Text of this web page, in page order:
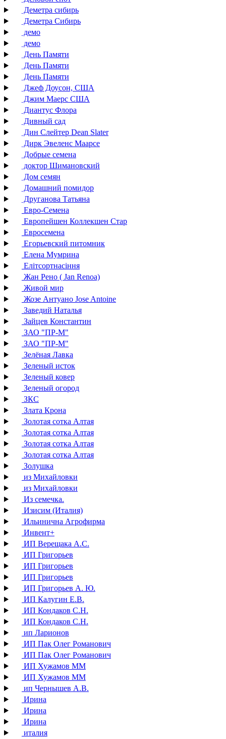
Деметра сибирь
Деметра Сибирь
демо
демо
День Памяти
День Памяти
День Памяти
Джеф Доусон, США
Джим Маерс США
Диантус Флора
Дивный сад
Дин Слейтер Dean Slater
Дирк Эвеленс Маарсе
Добрые семена
доктор Шимановский
Дом семян
Домашний помидор
Друганова Татьяна
Евро-Семена
Европейшен Коллекшен Стар
Евросемена
Егорьевский питомник
Елена Мумрина
Елітсортнасіння
Жан Рено ( Jan Renoa)
Живой мир
Жозе Антуано Jose Antoine
Заведий Наталья
Зайцев Константин
ЗАО "ПР-М"
ЗАО "ПР-М"
Зелёная Лавка
Зеленый исток
Зеленый ковер
Зеленый огород
ЗКС
Злата Крона
Золотая сотка Алтая
Золотая сотка Алтая
Золотая сотка Алтая
Золотая сотка Алтая
Золушка
из Михайловки
из Михайловки
Из семечка.
Изисим (Италия)
Ильинична Агрофирма
Инвент+
ИП Верещака А.С.
ИП Григорьев
ИП Григорьев
ИП Григорьев
ИП Григорьев А. Ю.
ИП Калугин Е.В.
ИП Кондаков С.Н.
ИП Кондаков С.Н.
ип Ларионов
ИП Пак Олег Романович
ИП Пак Олег Романович
ИП Хужамов ММ
ИП Хужамов ММ
ип Чернышев А.В.
Ирина
Ирина
Ирина
италия